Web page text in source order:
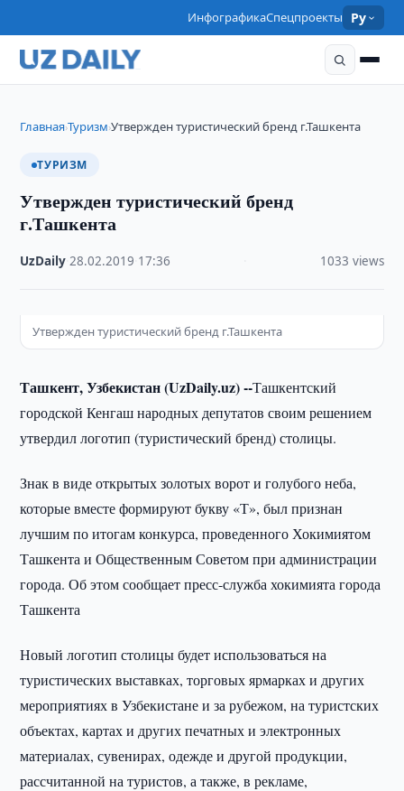
ИнфографикаСпецпроекты Ру
Главная›Туризм›Утвержден туристический бренд г.Ташкента
ТУРИЗМ
Утвержден туристический бренд
г.Ташкента
UzDaily ·28.02.2019 17:36 1033 views
Утвержден туристический бренд г.Ташкента
Ташкент, Узбекистан (UzDaily.uz) --Ташкентский
городской Кенгаш народных депутатов своим решением
утвердил логотип (туристический бренд) столицы.
Знак в виде открытых золотых ворот и голубого неба,
которые вместе формируют букву «Т», был признан
лучшим по итогам конкурса, проведенного Хокимиятом
Ташкента и Общественным Советом при администрации
города. Об этом сообщает пресс-служба хокимията города
Ташкента
Новый логотип столицы будет использоваться на
туристических выставках, торговых ярмарках и других
мероприятиях в Узбекистане и за рубежом, на туристских
объектах, картах и других печатных и электронных
материалах, сувенирах, одежде и другой продукции,
рассчитанной на туристов, а также, в рекламе,